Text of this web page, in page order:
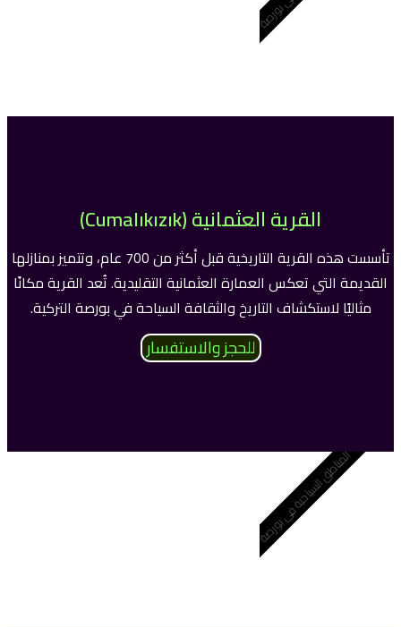
القرية العثمانية (Cumalıkızık)
تأسست هذه القرية التاريخية قبل أكثر من 700 عام، وتتميز بمنازلها
القديمة التي تعكس العمارة العثمانية التقليدية. تُعد القرية مكانًا
مثاليًا لاستكشاف التاريخ والثقافة السياحة في بورصة التركية.
للحجز والاستفسار
المناطق السياحية في بورصة